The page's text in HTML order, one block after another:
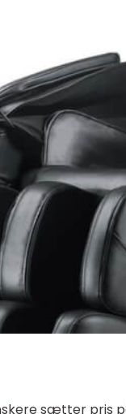
sætter pris